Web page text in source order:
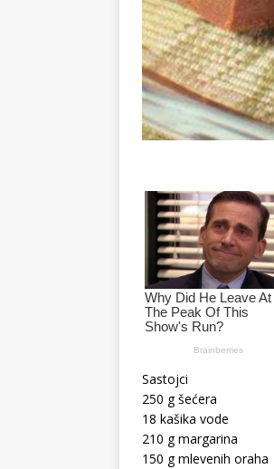
Sastojci
250 g šećera
18 kašika vode
210 g margarina
150 g mlevenih oraha